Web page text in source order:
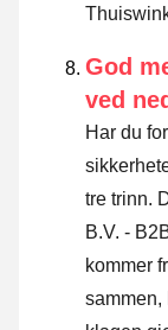
God
ved
Har du
tre trinn.
B.V. -
kommer
sammen,